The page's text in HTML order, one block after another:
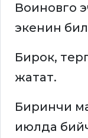
Воиновго
экенин
Бирок,
жатат.
Биринчи
июлда